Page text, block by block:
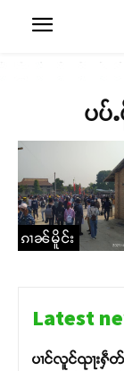
ပပ်
ၵၢၼ်မိူင်း
Latest
ပၢင်လူင်ၺႃးႁဵတ်း